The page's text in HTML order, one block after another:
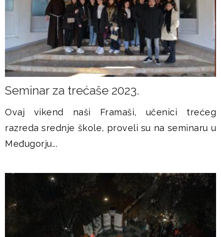
Seminar za trećaše 2023.
Ovaj vikend naši Framaši, učenici trećeg
razreda srednje škole, proveli su na seminaru u
Međugorju...